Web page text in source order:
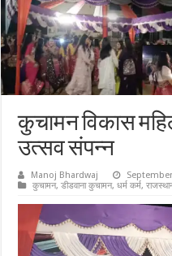
कुचामन विकास
उत्सव संपन्न
Manoj Bhardwaj
कुचामन,डीडवाना कुचामन,धर्म कर्म,